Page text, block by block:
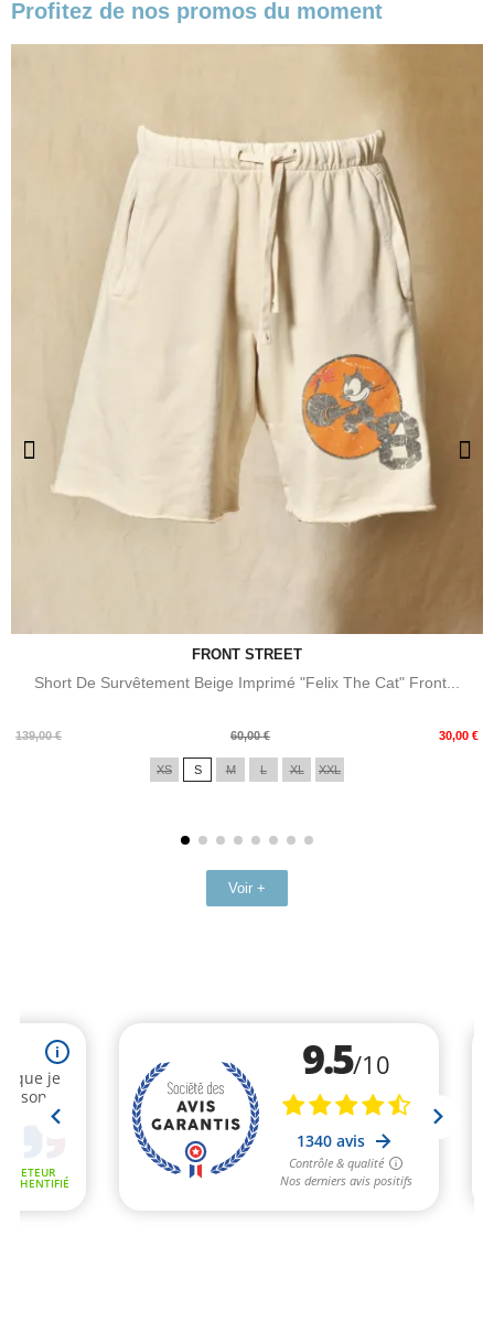
Profitez de nos promos du moment
FRONT STREET
Short De Survêtement Beige Imprimé "Felix The Cat" Front...
139,00 €
Prix
60,00 € 30,00 €
Prix
XS S M L XL XXL
Voir +